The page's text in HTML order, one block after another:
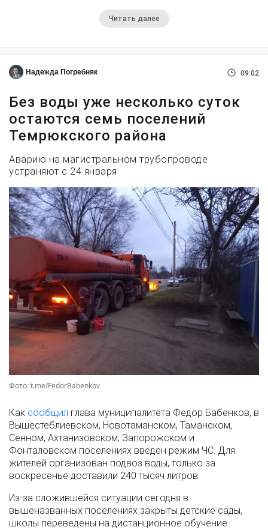
Читать далее
Надежда Погребняк 09:02
Без воды уже несколько суток
остаются семь поселений
Темрюкского района
Аварию на магистральном трубопроводе
устраняют с 24 января
Фото: t.me/FedorBabenkov
Как сообщил глава муниципалитета Федор Бабенков, в
Вышестеблиевском, Новотаманском, Таманском,
Сенном, Ахтанизовском, Запорожском и
Фонталовском поселениях введен режим ЧС. Для
жителей организован подвоз воды, только за
воскресенье доставили 240 тысяч литров.
Из-за сложившейся ситуации сегодня в
вышеназванных поселениях закрыты детские сады,
школы переведены на дистанционное обучение.